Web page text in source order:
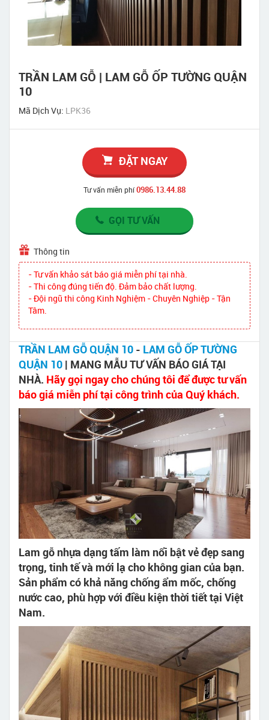
TRẦN LAM GỖ | LAM GỖ ỐP TƯỜNG QUẬN
10
Mã Dịch Vụ: LPK36
ĐẶT NGAY
Tư vấn miễn phí0986.13.44.88
GỌI TƯ VẤN
Thông tin
- Tư vấn khảo sát báo giá miễn phí tại nhà.
- Thi công đúng tiến độ. Đảm bảo chất lượng.
- Đội ngũ thi công Kinh Nghiệm - Chuyên Nghiệp - Tận
Tâm.
TRẦN LAM GỖ QUẬN 10 - LAM GỖ ỐP TƯỜNG
QUẬN 10 | MANG MẪU TƯ VẤN BÁO GIÁ TẠI
NHÀ. Hãy gọi ngay cho chúng tôi để được tư vấn
báo giá miễn phí tại công trình của Quý khách.
Lam gỗ nhựa dạng tấm làm nổi bật vẻ đẹp sang
trọng, tinh tế và mới lạ cho không gian của bạn.
Sản phẩm có khả năng chống ẩm mốc, chống
nước cao, phù hợp với điều kiện thời tiết tại Việt
Nam.